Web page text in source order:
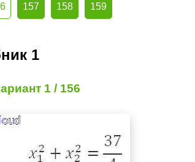
157 158 159
1
1 / 156